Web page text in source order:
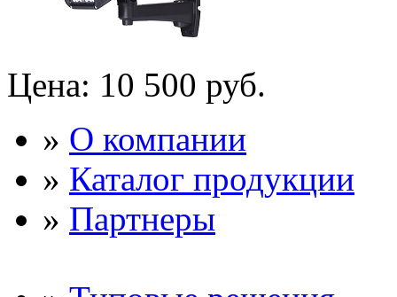
Цена: 10 500 руб.
» О компании
» Каталог продукции
» Партнеры